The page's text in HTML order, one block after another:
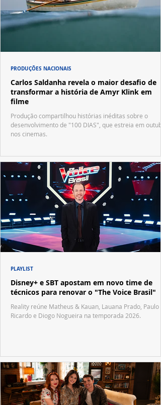
Carlos Saldanha revela o maior desafio de
transformar a história de Amyr Klink em
filme
Produção compartilhou histórias inéditas sobre o
desenvolvimento de "100 DIAS", que estreia em
nos cinemas.
PRODUÇÕES NACIONAIS
Disney+ e SBT apostam em novo time de
técnicos para renovar o "The Voice Brasil"
Reality reúne Matheus & Kauan, Lauana Prado, Paulo
Ricardo e Diogo Nogueira na temporada 2026.
PLAYLIST